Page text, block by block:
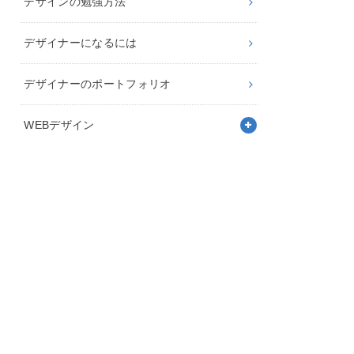
デザイナーになるには
デザイナーのポートフォリオ
WEBデザイン